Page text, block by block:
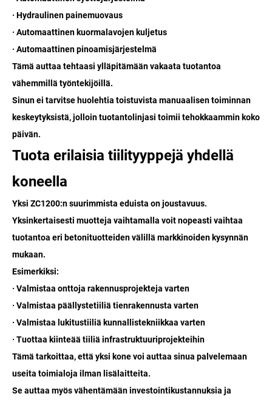
· Hydraulinen painemuovaus
· Automaattinen kuormalavojen kuljetus
· Automaattinen pinoamisjärjestelmä
Tämä auttaa tehtaasi ylläpitämään vakaata tuotantoa
vähemmillä työntekijöillä.
Sinun ei tarvitse huolehtia toistuvista manuaalisen toiminnan
keskeytyksistä, jolloin tuotantolinjasi toimii tehokkaammin koko
päivän.
Tuota erilaisia ​​tiilityyppejä yhdellä
koneella
Yksi ZC1200:n suurimmista eduista on joustavuus.
Yksinkertaisesti muotteja vaihtamalla voit nopeasti vaihtaa
tuotantoa eri betonituotteiden välillä markkinoiden kysynnän
mukaan.
Esimerkiksi:
· Valmistaa onttoja rakennusprojekteja varten
· Valmistaa päällystetiiliä tienrakennusta varten
· Valmistaa lukitustiiliä kunnallistekniikkaa varten
· Tuottaa kiinteää tiiliä infrastruktuuriprojekteihin
Tämä tarkoittaa, että yksi kone voi auttaa sinua palvelemaan
useita toimialoja ilman lisälaitteita.
Se auttaa myös vähentämään investointikustannuksia ja